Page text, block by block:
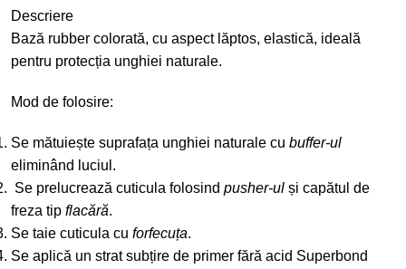
Descriere
Bază rubber colorată, cu aspect lăptos, elastică, ideală
pentru protecția unghiei naturale.
Mod de folosire:
Se mătuiește suprafața unghiei naturale cu buffer-ul
eliminând luciul.
Se prelucrează cuticula folosind pusher-ul și capătul de
freza tip flacără.
Se taie cuticula cu forfecuța.
Se aplică un strat subțire de primer fără acid Superbond